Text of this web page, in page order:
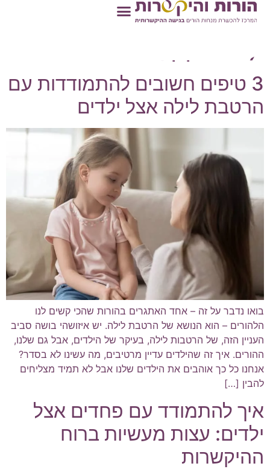
תגית:סיבוכים בצרכים
3 טיפים חשובים להתמודדות עם
הרטבת לילה אצל ילדים
בואו נדבר על זה – אחד האתגרים בהורות שהכי קשים לנו
הלהורים – הוא הנושא של הרטבת לילה. יש איזושהי בושה סביב
העניין הזה, של הרטבות לילה, בעיקר של הילדים, אבל גם שלנו,
ההורים. איך זה שהילדים עדיין מרטיבים, מה עשינו לא בסדר?
אנחנו כל כך אוהבים את הילדים שלנו אבל לא תמיד מצליחים
להבין […]
איך להתמודד עם פחדים אצל
ילדים: עצות מעשיות ברוח
ההיקשרות